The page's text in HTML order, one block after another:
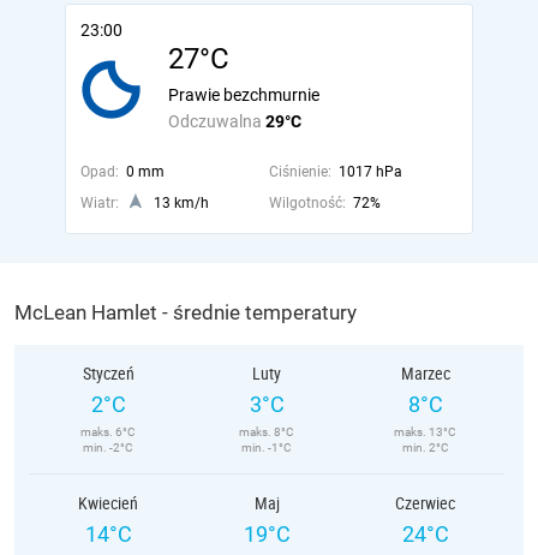
23:00
27°C
Odczuwalna 29°C
Prawie bezchmurnie
Opad: 0 mm Ciśnienie: 1017 hPa
Wiatr:
13 km/h Wilgotność: 72%
McLean Hamlet - średnie temperatury
Styczeń
2°C
maks. 6°C
min. -2°C
Luty
3°C
maks. 8°C
min. -1°C
Marzec
8°C
maks. 13°C
min. 2°C
Kwiecień
14°C
Maj
19°C
Czerwiec
24°C